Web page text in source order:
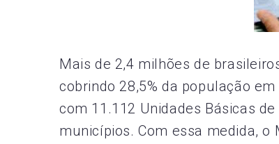
Mais de 2,4 milhões de
cobrindo 28,5% da população
com 11.112 Unidades Básicas
municípios. Com essa medida,